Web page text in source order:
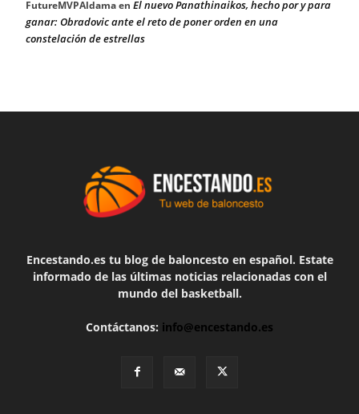
FutureMVPAldamaen El nuevo Panathinaikos, hecho por y para
ganar: Obradovic ante el reto de poner orden en una
constelación de estrellas
Encestando.es tu blog de baloncesto en español. Estate
informado de las últimas noticias relacionadas con el
mundo del basketball.
Contáctanos: info@encestando.es